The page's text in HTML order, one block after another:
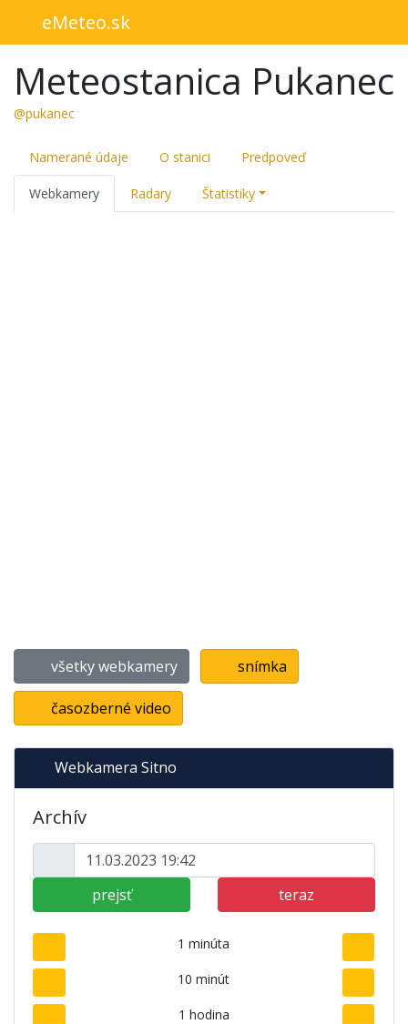
eMeteo.sk
Meteostanica Pukanec
@pukanec
Namerané údaje O stanici Predpoveď
Webkamery Radary Štatistiky
všetky webkamery snímka
časozberné video
Webkamera Sitno
Archív
prejsť teraz
1 minúta
10 minút
1 hodina